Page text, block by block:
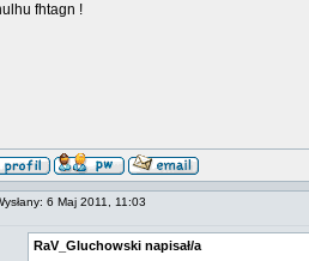
fhtagn !
6 Maj 2011, 11:03
RaV_Gluchowski napisał/a